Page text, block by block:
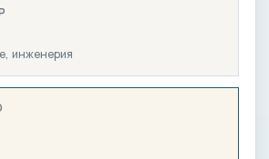
инженерия